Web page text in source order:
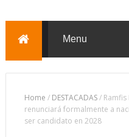
Home / DESTACADAS/
renunciará formalmente a
ser candidato en 2028